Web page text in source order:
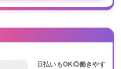
日払いもOK◎働きやす